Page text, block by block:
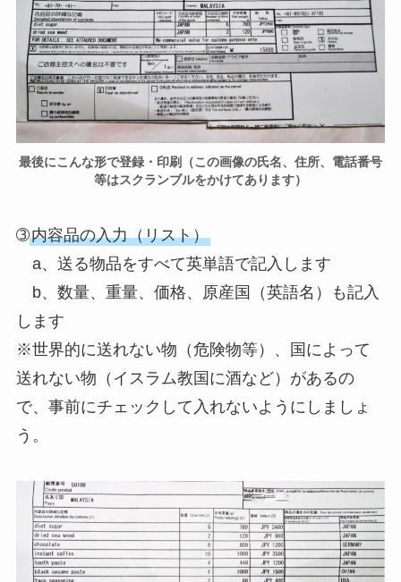
最後にこんな形で登録・印刷（この画像の氏名、住所、電話番号
等はスクランブルをかけてあります）
➂内容品の入力（リスト）
a、送る物品をすべて英単語で記入します
b、数量、重量、価格、原産国（英語名）も記入
します
※世界的に送れない物（危険物等）、国によって
送れない物（イスラム教国に酒など）があるの
で、事前にチェックして入れないようにしましょ
う。